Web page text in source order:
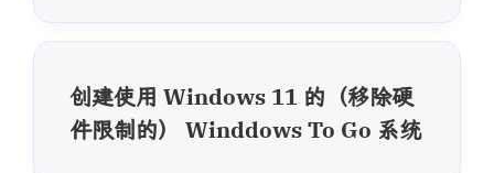
创建使用 Windows 11 的（移除硬
件限制的） Winddows To Go 系统